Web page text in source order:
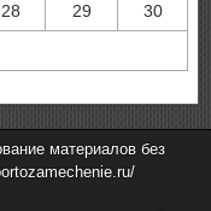
28 29 30
материалов без